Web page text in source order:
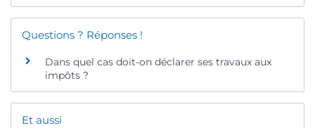
Questions ? Réponses !
Dans quel cas doit-on déclarer ses travaux aux
impôts ?
Et aussi